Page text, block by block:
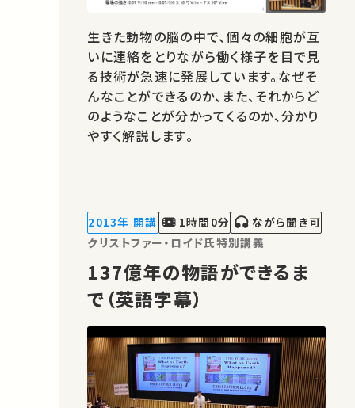
生きた動物の脳の中で、個々の細胞が互
いに連絡をとりながら働く様子を目で見
る技術が急速に発展しています。なぜそ
んなことができるのか、また、それからど
のようなことが分かってくるのか、分かり
やすく解説します。
2013年 開講 1時間0分
ながら聞き可
クリストファー・ロイド氏特別講義
137億年の物語ができるま
で（英語字幕）